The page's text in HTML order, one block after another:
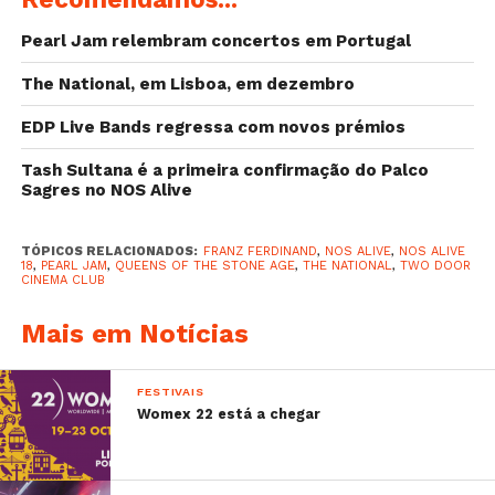
–Muse confirmados para o Rock in Rio Lisboa
–Primeiro álbum de Fernando Daniel já tem
data marcada
Pearl Jam relembram concertos em Portugal
The National, em Lisboa, em dezembro
EDP Live Bands regressa com novos prémios
Tash Sultana é a primeira confirmação do Palco
Sagres no NOS Alive
TÓPICOS RELACIONADOS: FRANZ FERDINAND, NOS ALIVE, NOS ALIVE
18, PEARL JAM, QUEENS OF THE STONE AGE, THE NATIONAL, TWO DOOR
CINEMA CLUB
Mais em Notícias
FESTIVAIS
Womex 22 está a chegar